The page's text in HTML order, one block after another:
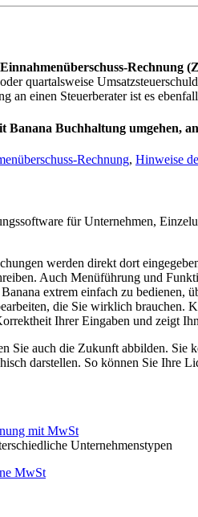
Rechnung
quartalsweise
an einen Steuerberater ist es
Buchhaltung umgehen,
Rechnung, Hinweise
für Unternehmen,
werden direkt dort
Auch Menüführung und
extrem einfach zu bedienen,
die Sie wirklich
Ihrer Eingaben und zeigt
Sie auch die Zukunft abbilden. Sie
darstellen. So können Sie Ihre
mit MwSt
Unternehmenstypen
MwSt